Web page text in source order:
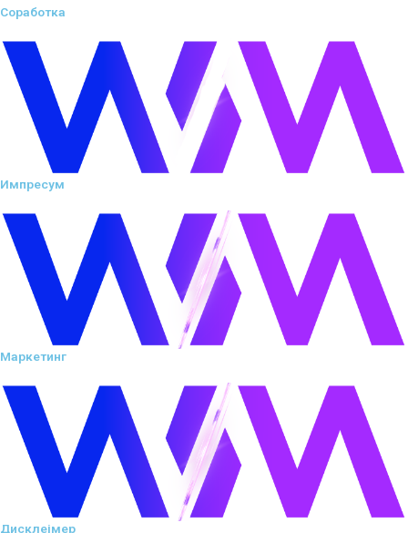
Соработка
Импресум
Маркетинг
Дисклејмер